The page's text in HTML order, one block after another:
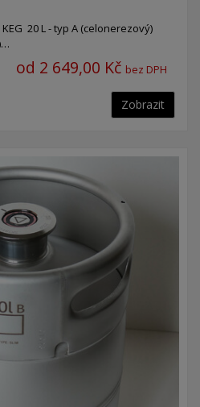
KEG 20 L - typ A (celonerezový)
od 2 649,00 Kč bez DPH
Zobrazit